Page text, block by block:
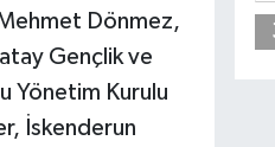
Dönmez,
Gençlik ve
Yönetim Kurulu
İskenderun